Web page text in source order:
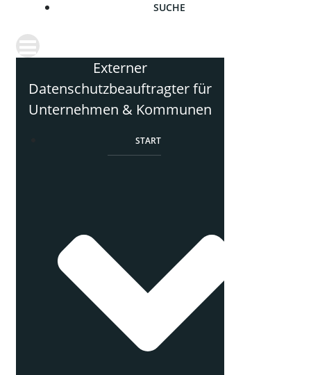
SUCHE
Externer
Datenschutzbeauftragter für
Unternehmen & Kommunen
START